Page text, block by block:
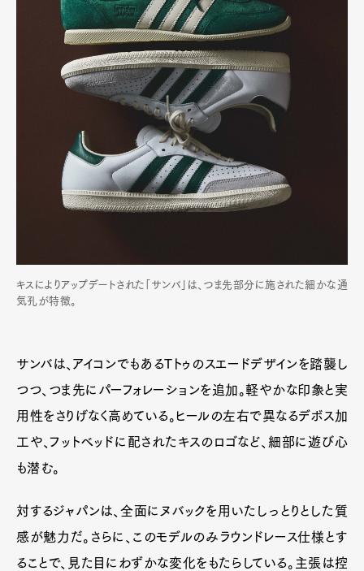
キスによりアップデートされた「サンバ」は、つま先部分に施された細かな通
気孔が特徴。
サンバは、アイコンでもあるTトゥのスエードデザインを踏襲し
つつ、つま先にパーフォレーションを追加。軽やかな印象と実
用性をさりげなく高めている。ヒールの左右で異なるデボス加
工や、フットベッドに配されたキスのロゴなど、細部に遊び心
も潜む。
対するジャパンは、全面にヌバックを用いたしっとりとした質
感が魅力だ。さらに、このモデルのみラウンドレース仕様とす
ることで、見た目にわずかな変化をもたらしている。主張は控